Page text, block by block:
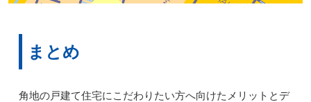
まとめ
角地の戸建て住宅にこだわりたい方へ向けたメリットとデ